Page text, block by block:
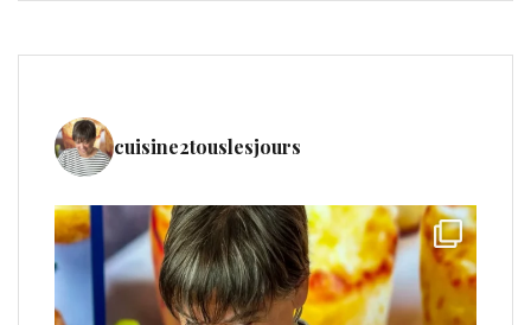
cuisine2touslesjours